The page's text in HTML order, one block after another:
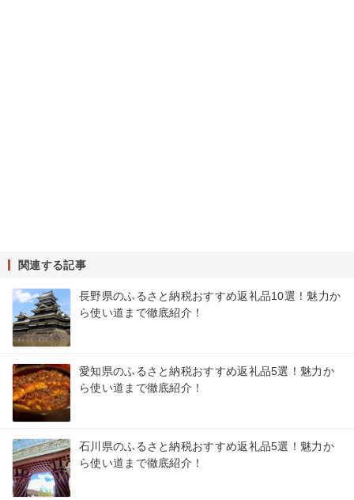
関連する記事
長野県のふるさと納税おすすめ返礼品10選！魅力か
ら使い道まで徹底紹介！
愛知県のふるさと納税おすすめ返礼品5選！魅力か
ら使い道まで徹底紹介！
石川県のふるさと納税おすすめ返礼品5選！魅力か
ら使い道まで徹底紹介！